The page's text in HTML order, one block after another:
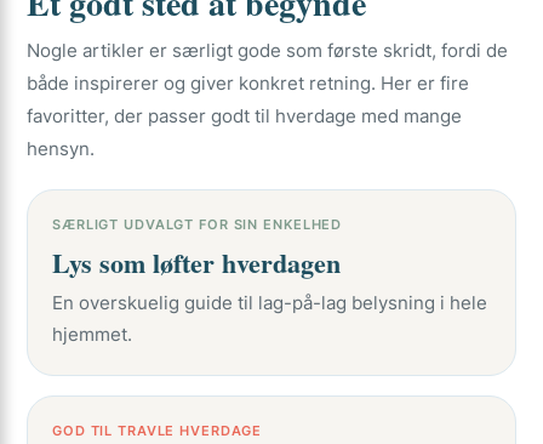
Nogle artikler er særligt gode som første skridt, fordi de
både inspirerer og giver konkret retning. Her er fire
favoritter, der passer godt til hverdage med mange
hensyn.
SÆRLIGT UDVALGT FOR SIN ENKELHED
Lys som løfter hverdagen
En overskuelig guide til lag-på-lag belysning i hele
hjemmet.
GOD TIL TRAVLE HVERDAGE